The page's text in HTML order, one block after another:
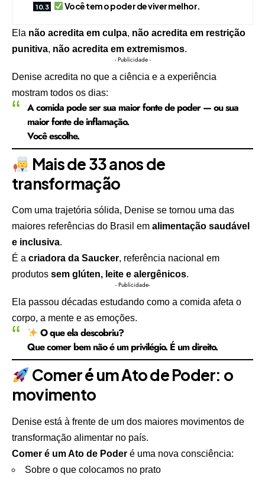
Você tem o poder de viver melhor.
Ela não acredita em culpa, não acredita em restrição
punitiva, não acredita em extremismos.
- Publicidade -
Denise acredita no que a ciência e a experiência
mostram todos os dias:
A comida pode ser sua maior fonte de poder — ou sua
maior fonte de inflamação.
Você escolhe.
Mais de 33 anos de
transformação
Com uma trajetória sólida, Denise se tornou uma das
maiores referências do Brasil em alimentação saudável
e inclusiva.
É a criadora da Saucker, referência nacional em
produtos sem glúten, leite e alergênicos.
- Publicidade-
Ela passou décadas estudando como a comida afeta o
corpo, a mente e as emoções.
O que ela descobriu?
Que comer bemnão é um privilégio. É um direito.
Comer é um Ato de Poder: o
movimento
Denise está à frente de um dos maiores movimentos de
transformação alimentar no país.
Comer é um Ato de Poder é uma nova consciência:
Sobre o que colocamos no prato